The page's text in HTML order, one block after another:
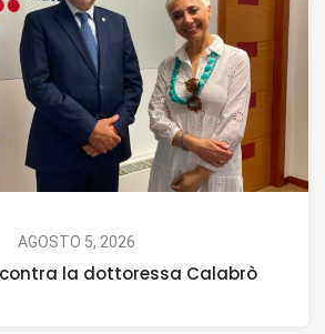
AGOSTO 5, 2026
la dottoressa Calabrò